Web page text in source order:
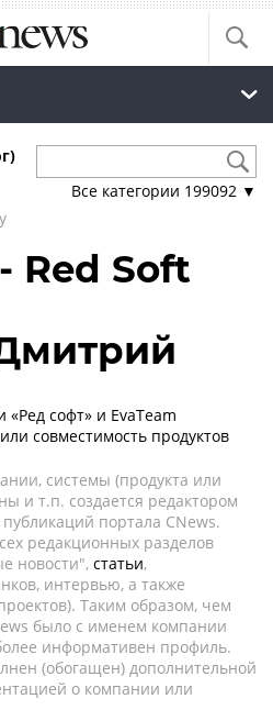
Все категории 199092 ▼
Red Soft
«Ред софт» и EvaTeam
совместимость продуктов
системы (продукта или
и т.п. создается редактором
портала CNews.
редакционных разделов
новости", статьи,
интервью, а также
Таким образом, чем
было с именем компании
информативен профиль.
(обогащен) дополнительной
о компании или